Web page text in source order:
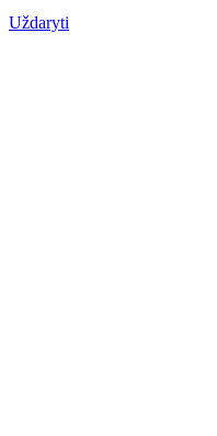
Uždaryti